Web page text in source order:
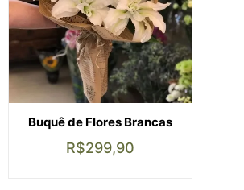
Buquê de Flores Brancas
R$299,90